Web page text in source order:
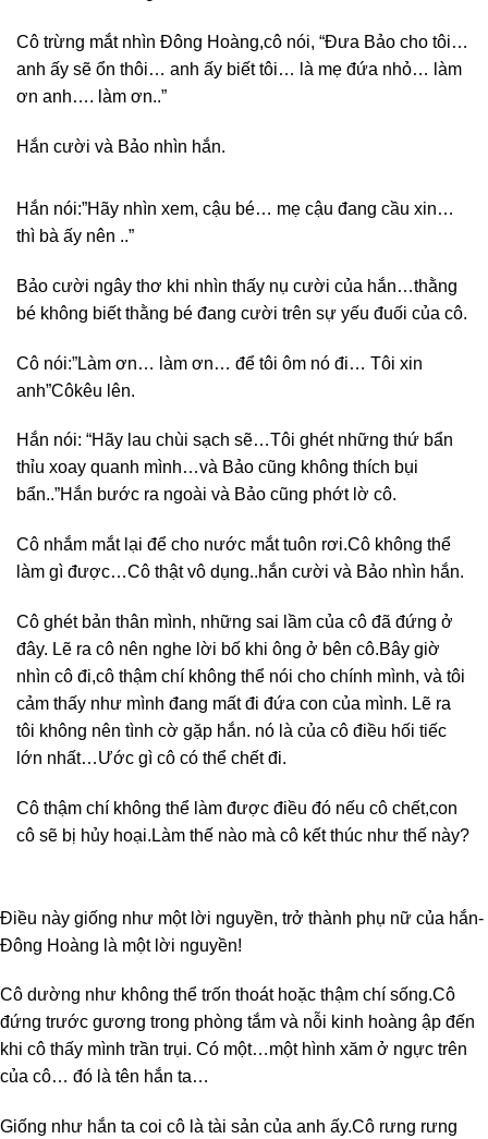
Cô trừng mắt nhìn Đông Hoàng,cô nói, “Đưa Bảo cho tôi…
anh ấy sẽ ổn thôi… anh ấy biết tôi… là mẹ đứa nhỏ… làm
ơn anh…. làm ơn..”
Hắn cười và Bảo nhìn hắn.
Hắn nói:”Hãy nhìn xem, cậu bé… mẹ cậu đang cầu xin…
thì bà ấy nên ..”
Bảo cười ngây thơ khi nhìn thấy nụ cười của hắn…thằng
bé không biết thằng bé đang cười trên sự yếu đuối của cô.
Cô nói:”Làm ơn… làm ơn… để tôi ôm nó đi… Tôi xin
anh”Côkêu lên.
Hắn nói: “Hãy lau chùi sạch sẽ…Tôi ghét những thứ bẩn
thỉu xoay quanh mình…và Bảo cũng không thích bụi
bẩn..”Hắn bước ra ngoài và Bảo cũng phớt lờ cô.
Cô nhắm mắt lại để cho nước mắt tuôn rơi.Cô không thể
làm gì được…Cô thật vô dụng..hắn cười và Bảo nhìn hắn.
Cô ghét bản thân mình, những sai lầm của cô đã đứng ở
đây. Lẽ ra cô nên nghe lời bố khi ông ở bên cô.Bây giờ
nhìn cô đi,cô thậm chí không thể nói cho chính mình, và tôi
cảm thấy như mình đang mất đi đứa con của mình. Lẽ ra
tôi không nên tình cờ gặp hắn. nó là của cô điều hối tiếc
lớn nhất…Ước gì cô có thể chết đi.
Cô thậm chí không thể làm được điều đó nếu cô chết,con
cô sẽ bị hủy hoại.Làm thế nào mà cô kết thúc như thế này?
Điều này giống như một lời nguyền, trở thành phụ nữ của hắn-
Đông Hoàng là một lời nguyền!
Cô dường như không thể trốn thoát hoặc thậm chí sống.Cô
đứng trước gương trong phòng tắm và nỗi kinh hoàng ập đến
khi cô thấy mình trần trụi. Có một…một hình xăm ở ngực trên
của cô… đó là tên hắn ta…
Giống như hắn ta coi cô là tài sản của anh ấy.Cô rưng rưng